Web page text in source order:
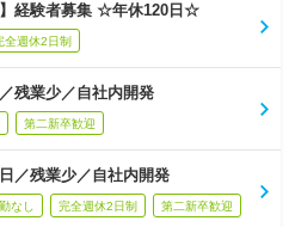
】経験者募集 ☆年休120日☆
全週休2日制
残業少／自社内開発
第二新卒歓迎
／残業少／自社内開発
なし 完全週休2日制 第二新卒歓迎